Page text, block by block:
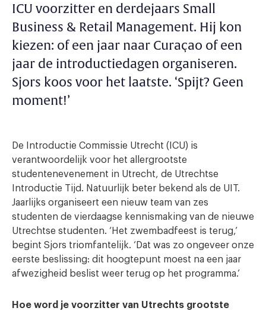
ICU voorzitter en derdejaars Small
Business & Retail Management. Hij kon
kiezen: of een jaar naar Curaçao of een
jaar de introductiedagen organiseren.
Sjors koos voor het laatste. ‘Spijt? Geen
moment!’
De Introductie Commissie Utrecht (ICU) is
verantwoordelijk voor het allergrootste
studentenevenement in Utrecht, de Utrechtse
Introductie Tijd. Natuurlijk beter bekend als de UIT.
Jaarlijks organiseert een nieuw team van zes
studenten de vierdaagse kennismaking van de nieuwe
Utrechtse studenten. ‘Het zwembadfeest is terug,’
begint Sjors triomfantelijk. ‘Dat was zo ongeveer onze
eerste beslissing: dit hoogtepunt moest na een jaar
afwezigheid beslist weer terug op het programma.’
Hoe word je voorzitter van Utrechts grootste